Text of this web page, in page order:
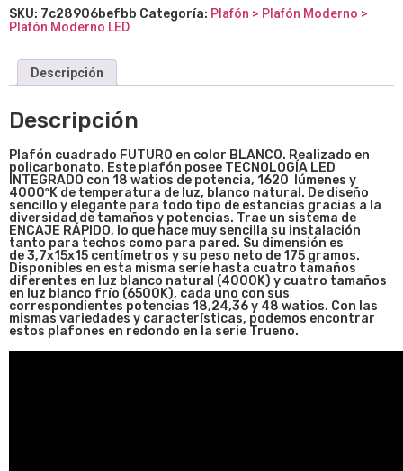
SKU: 7c28906befbb Categoría: Plafón > Plafón Moderno >
Plafón Moderno LED
Descripción
Descripción
Plafón cuadrado FUTURO en co lor BLANCO. Realizado en
policarbonato. Este plafón posee TECNOLOGÍA LED
INTEGRADO con 18 watios de potencia, 1620 lúmenes y
4000ºK de temperatura de luz, blanco natural. De diseño
sencillo y elegante para todo tipo de estancias gracias a la
diversidad de tamaños y potencias. Trae un sistema de
ENCAJE RÁPIDO, lo que hace muy sencilla su instalación
tanto para techos como para pared. Su dimensión es
de 3,7x15x15 centímetros y su peso neto de 175 gramos.
Disponibles en esta misma serie hasta cuatro tamaños
diferentes en luz blanco natural (4000K) y cuatro tamaños
en luz blanco frío (6500K), cada uno con sus
correspondientes potencias 18,24,36 y 48 watios. Con las
mismas variedades y características, podemos encontrar
estos plafones en redondo en la serie Trueno.